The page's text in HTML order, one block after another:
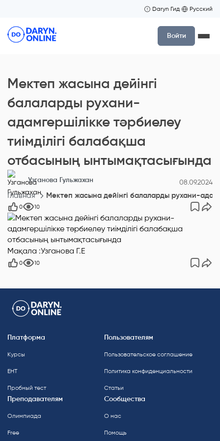
Daryn Гид Русский
Войти
Мектеп жасына дейінгі
балаларды рухани-
адамгершілікке тәрбиелеу
тиімділігі балабақша
отбасының ынтымақтасығында
Узганова Гульжахан 08.09.2024
Главная Мектеп жасына дейінгі балаларды рухани-
0 10
Мақала :Узганова Г.Е
0 10
Платформа
Курсы
ЕНТ
Пробный тест
Пользователям
Пользовательское соглашение
Политика конфиденциальности
Статьи
Преподавателям
Олимпиада
Free
Сообщества
О нас
Помощь